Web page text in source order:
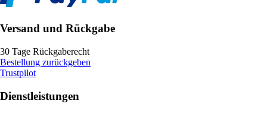
Versand und Rückgabe
30 Tage Rückgaberecht
Bestellung zurückgeben
Trustpilot
Dienstleistungen